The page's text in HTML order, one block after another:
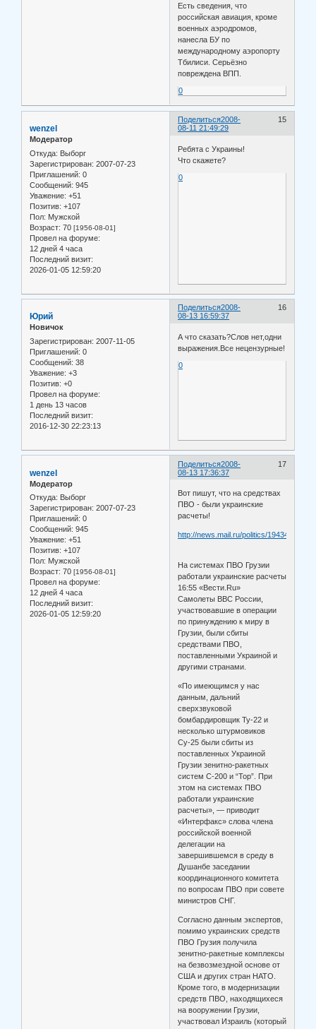
Есть сведения, что
российская авиация, кроме
военных аэродромов,
нанесла БУ по
международному аэропорту
Тбилиси. Серьёзно
повреждена ВПП.
0
Поделиться 15
2008-
08-11 21:49:29
wenzel
Модератор
Откуда: Выборг
Зарегистрирован: 2007-07-23
Приглашений: 0
Сообщений: 945
Уважение: +51
Позитив: +107
Пол: Мужской
Возраст: 70 [1956-08-01]
Провел на форуме:
12 дней 4 часа
Последний визит:
2026-01-05 12:59:20
Ребята с Украины!
Что скажете?
0
Поделиться 16
2008-
08-13 16:59:37
Юрий
Новичок
Зарегистрирован: 2007-11-05
Приглашений: 0
Сообщений: 38
Уважение: +3
Позитив: +0
Провел на форуме:
1 день 13 часов
Последний визит:
2016-12-30 22:23:13
А что сказать?Слов нет,одни
выражения.Все нецензурные!
0
Поделиться 17
2008-
08-13 17:36:37
wenzel
Модератор
Откуда: Выборг
Зарегистрирован: 2007-07-23
Приглашений: 0
Сообщений: 945
Уважение: +51
Позитив: +107
Пол: Мужской
Возраст: 70 [1956-08-01]
Провел на форуме:
12 дней 4 часа
Последний визит:
2026-01-05 12:59:20
Вот пишут, что на средствах
ПВО - были украинские
расчеты!
http://news.mail.ru/politics/1943474/
На системах ПВО Грузии
работали украинские расчеты
16:55 «Вести.Ru»
Самолеты ВВС России,
участвовавшие в операции
по принуждению к миру в
Грузии, были сбиты
средствами ПВО,
поставленными Украиной и
другими странами.
«По имеющимся у нас
данным, дальний
сверхзвуковой
бомбардировщик Ту-22 и
несколько штурмовиков
Су-25 были сбиты из
поставленных Украиной
Грузии зенитно-ракетных
систем С-200 и “Тор”. При
этом на системах ПВО
работали украинские
расчеты», — приводит
«Интерфакс» слова члена
российской военной
делегации на
завершившемся в среду в
Душанбе заседании
координационного комитета
по вопросам ПВО при совете
министров СНГ.
Согласно данным экспертов,
помимо украинских средств
ПВО Грузия получила
зенитно-ракетные комплексы
на безвозмездной основе от
США и других стран НАТО.
Кроме того, в модернизации
средств ПВО, находящихеся
на вооружении Грузии,
участвовал Израиль (который